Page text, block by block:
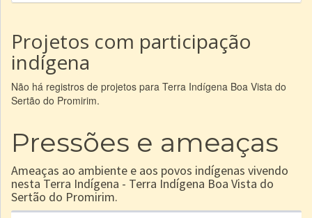
Projetos com participação
indígena
Não há registros de projetos para Terra Indígena Boa Vista do
Sertão do Promirim.
Pressões e ameaças
Ameaças ao ambiente e aos povos indígenas vivendo
nesta Terra Indígena - Terra Indígena Boa Vista do
Sertão do Promirim.